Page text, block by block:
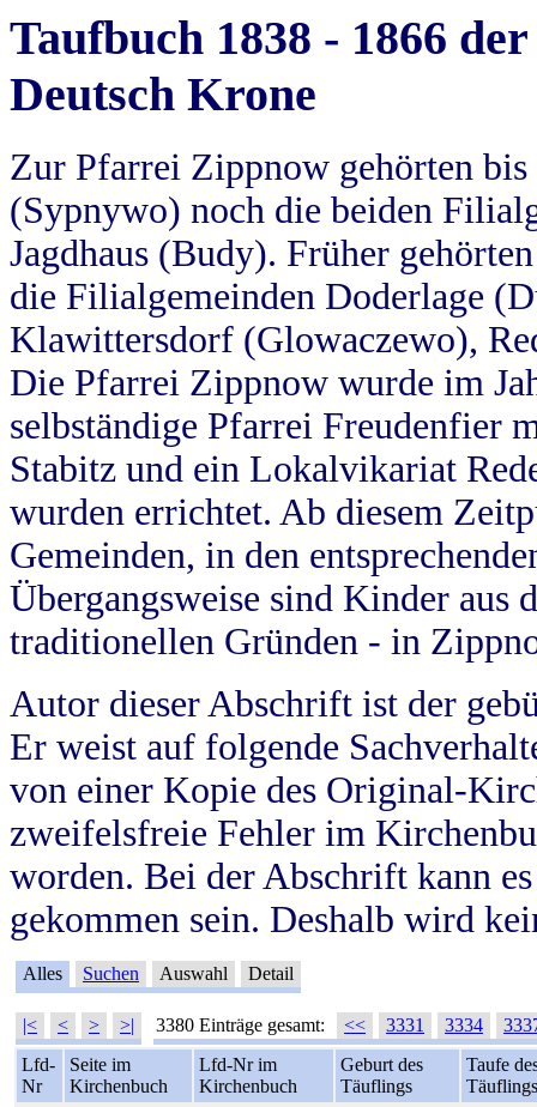
Taufbuch 1838 - 1866
Deutsch Krone
Zur Pfarrei Zippnow gehörten
(Sypnywo) noch die beiden
Jagdhaus (Budy). Früher
die Filialgemeinden Doderlage
Klawittersdorf (Glowaczewo),
Die Pfarrei Zippnow wurde im
selbständige Pfarrei Freudenfier
Stabitz und ein Lokalvikariat
wurden errichtet. Ab diesem
Gemeinden, in den
Übergangsweise sind Kinder aus
traditionellen Gründen - in
Autor dieser Abschrift ist der
Er weist auf folgende
von einer Kopie des Original-
zweifelsfreie Fehler im
worden. Bei der Abschrift kann
gekommen sein. Deshalb wird
Alles Suchen Auswahl Detail
|< < > >| 3380 Einträge gesamt: << 3331 3334
Lfd-
Nr
Seite im
Kirchenbuch
Lfd-Nr im
Kirchenbuch
Geburt des
Täuflings
Taufe
Täuflings